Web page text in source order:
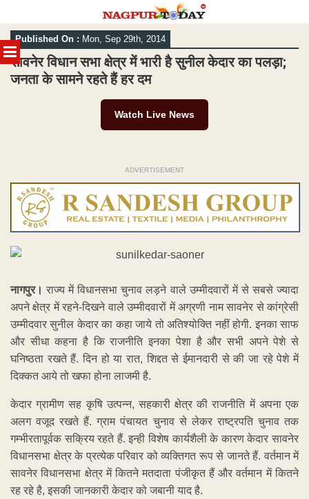
MENU
Skip
to
content
Published On : Mon, Sep 29th, 2014
सावनेर विधान सभा क्षेत्र में भारी है सुनील केदार का पलड़ा;
जनता के सामने रहते हैं हर दम
Watch Live News
ADVERTISEMENT
नागपुर। राज्य में विधानसभा चुनाव लड़ने वाले उम्मीदवारों में से सबसे ज्यादा
अपने क्षेत्र में रहने-दिखने वाले उम्मीदवारों में अग्रणी नाम सावनेर से कांग्रेसी
उम्मीदवार सुनील केदार का कहा जाये तो अतिश्योक्ति नहीं होगी. इनका साफ
और सीधा कहना है कि राजनीति इनका पेशा है और सभी अपने पेशे से
घनिष्ठता रखते हैं. दिन हो या रात, शिद्दत से ईमानदारी से की जा रहे पेशे में
दिक्कत आये तो खफा होना लाजमी है.
केदार ग्रामीण सह कृषि उत्पन्न, सहकारी क्षेत्र की राजनीति में अपना एक
अलग वजूद रखते हैं. ग्राम पंचायत चुनाव से लेकर राष्ट्रपति चुनाव तक
गम्भीरतापूर्वक सक्रिय रहते हैं. इन्ही विशेष कार्यशैली के कारण केदार सावनेर
विधानसभा क्षेत्र के प्रत्येक परिवार को व्यक्तिगत रूप से जानते हैं. वर्तमान में
सावनेर विधानसभा क्षेत्र में कितने मतदाता पंजीकृत हैं और वर्तमान में कितने
रह रहे है, इसकी जानकारी केदार को जबानी याद है.